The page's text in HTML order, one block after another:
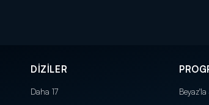
DİZİLER
Daha 17 Beyaz'la